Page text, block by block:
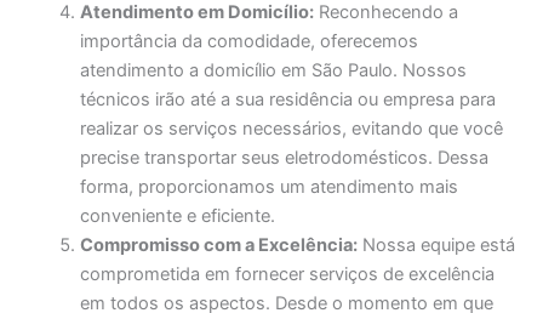
Atendimento em Domicílio: Reconhecendo a
importância da comodidade, oferecemos
atendimento a domicílio em São Paulo. Nossos
técnicos irão até a sua residência ou empresa para
realizar os serviços necessários, evitando que você
precise transportar seus eletrodomésticos. Dessa
forma, proporcionamos um atendimento mais
conveniente e eficiente.
Compromisso com a Excelência: Nossa equipe está
comprometida em fornecer serviços de excelência
em todos os aspectos. Desde o momento em que